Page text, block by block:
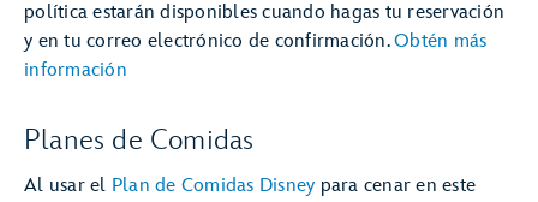
política estarán disponibles cuando hagas tu reservación
y en tu correo electrónico de confirmación.Obtén más
información
Planes de Comidas
Al usar el Plan de Comidas Disney para cenar en este